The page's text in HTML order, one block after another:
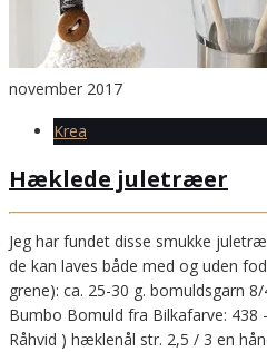
november 2017
Krea
Hæklede juletræer
Jeg har fundet disse smukke
de kan laves både med og uden
grene): ca. 25-30 g. bomuldsgarn
Bumbo Bomuld fra Bilkafarve: 438
Råhvid ) hæklenål str. 2,5 / 3 en